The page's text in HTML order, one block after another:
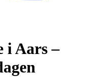
i Aars –